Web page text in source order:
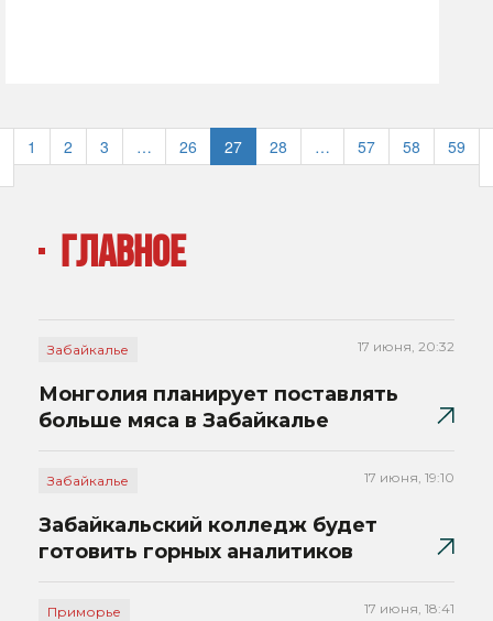
1 2 3 … 26 27 28 … 57 58 59
ГЛАВНОЕ
Забайкалье 17 июня, 20:32
Монголия планирует поставлять
больше мяса в Забайкалье
Забайкалье 17 июня, 19:10
Забайкальский колледж будет
готовить горных аналитиков
Приморье 17 июня, 18:41